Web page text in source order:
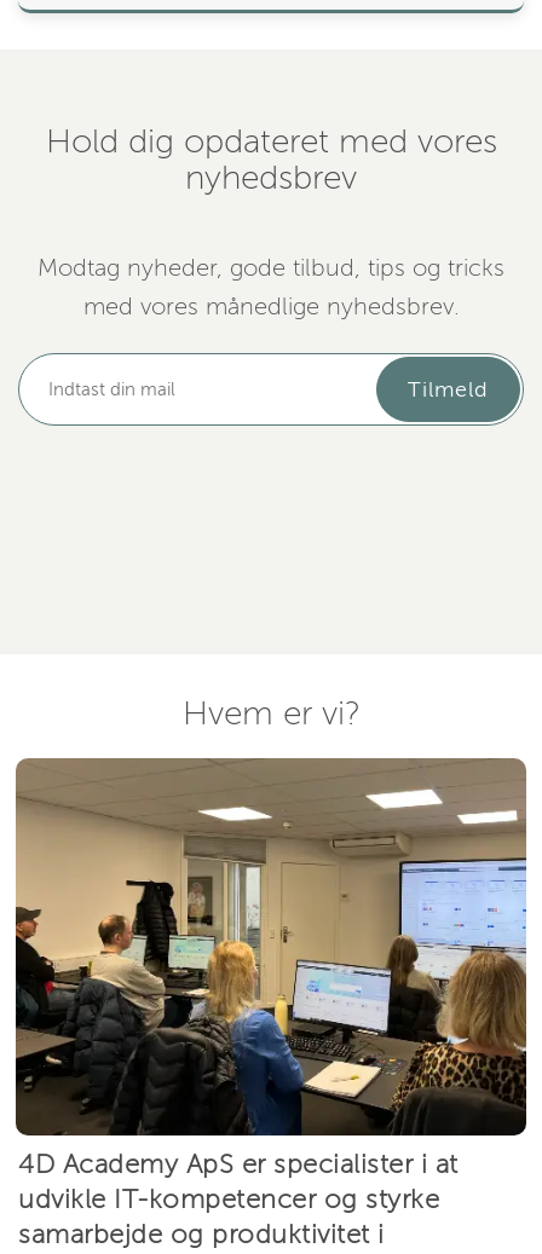
Hold dig opdateret med vores
nyhedsbrev
Modtag nyheder, gode tilbud, tips og tricks
med vores månedlige nyhedsbrev.
Tilmeld
Hvem er vi?
4D Academy ApS er specialister i at
udvikle IT-kompetencer og styrke
samarbejde og produktivitet i